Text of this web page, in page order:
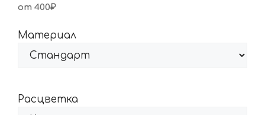
от 400₽
Материал
Расцветка